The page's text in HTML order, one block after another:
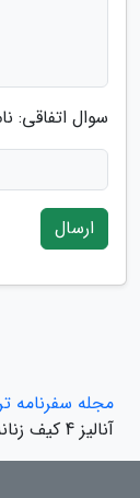
سوال اتفاقی:
ارسال
مجله سفرنامه
آنالیز 4 کیف زنانه مقرون به صرفه قیمت با طراحی مختلف